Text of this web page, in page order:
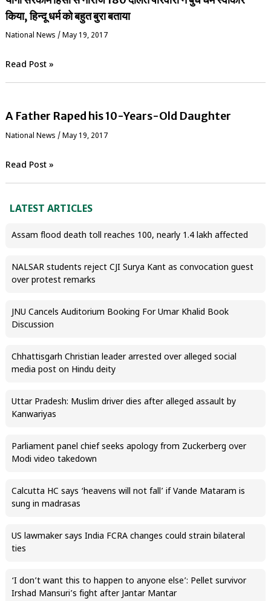
किया, हिन्दू धर्म को बहुत बुरा बताया
National News / May 19, 2017
Read Post »
A Father Raped his 10-Years-Old Daughter
National News / May 19, 2017
Read Post »
LATEST ARTICLES
Assam flood death toll reaches 100, nearly 1.4 lakh affected
NALSAR students reject CJI Surya Kant as convocation guest
over protest remarks
JNU Cancels Auditorium Booking For Umar Khalid Book
Discussion
Chhattisgarh Christian leader arrested over alleged social
media post on Hindu deity
Uttar Pradesh: Muslim driver dies after alleged assault by
Kanwariyas
Parliament panel chief seeks apology from Zuckerberg over
Modi video takedown
Calcutta HC says ‘heavens will not fall’ if Vande Mataram is
sung in madrasas
US lawmaker says India FCRA changes could strain bilateral
ties
‘I don’t want this to happen to anyone else’: Pellet survivor
Irshad Mansuri’s fight after Jantar Mantar